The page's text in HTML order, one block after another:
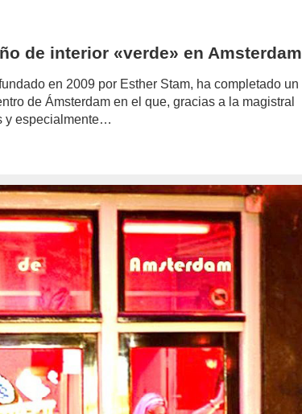
de interior «verde» en Amsterdam
en 2009 por Esther Stam, ha completado un
de Ámsterdam en el que, gracias a la magistral
y especialmente…
redaccion/